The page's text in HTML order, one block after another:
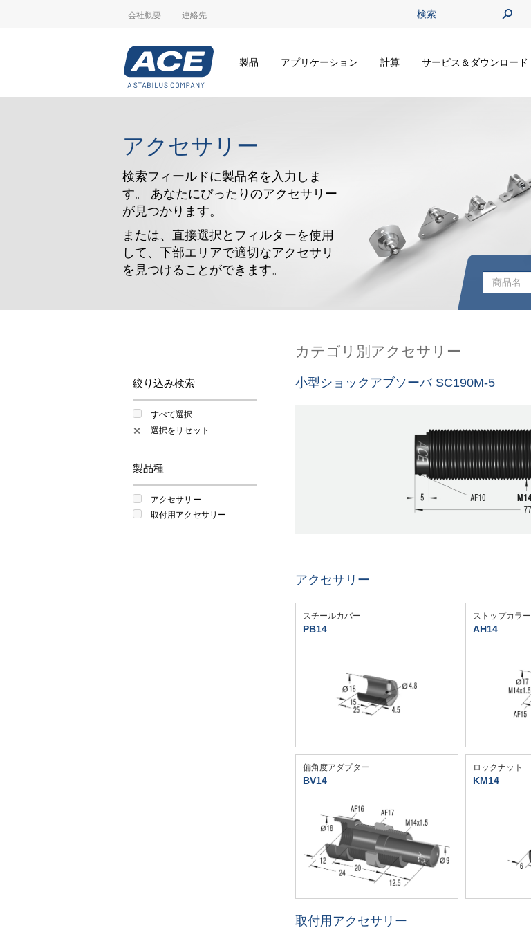
会社概要 連絡先
製品 アプリケーション 計算 サービス＆ダウンロード
アクセサリー
検索フィールドに製品名を入力しま
す。 あなたにぴったりのアクセサリー
が見つかります。
または、直接選択とフィルターを使用
して、下部エリアで適切なアクセサリ
を見つけることができます。
絞り込み検索
すべて選択
✕ 選択をリセット
製品種
アクセサリー
取付用アクセサリー
カテゴリ別アクセサリー
小型ショックアブソーバ SC190M-5
アクセサリー
スチールカバー
PB14
ストップカラー
AH14
偏角度アダプター
BV14
ロックナット
KM14
取付用アクセサリー